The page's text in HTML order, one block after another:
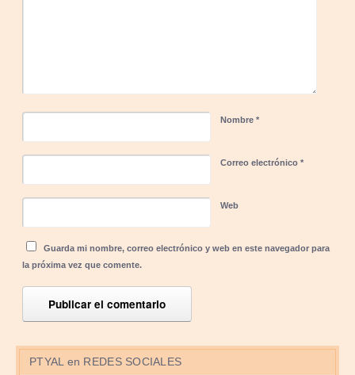
Nombre*
Correo electrónico*
Web
Guarda mi nombre, correo electrónico y web en este navegador para
la próxima vez que comente.
PTYAL en REDES SOCIALES